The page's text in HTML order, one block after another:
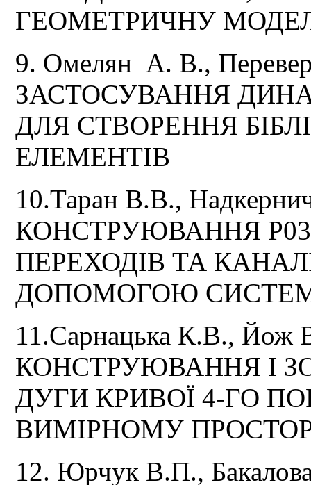
ГЕОМЕТРИЧНУ
9. Омелян А. В.,
ЗАСТОСУВАННЯ
ДЛЯ СТВОРЕННЯ
ЕЛЕМЕНТІВ
10.Таран В.В.,
КОНСТРУЮВАННЯ
ПЕРЕХОДІВ ТА
ДОПОМОГОЮ
11.Сарнацька К.В., Йож
КОНСТРУЮВАННЯ І
ДУГИ КРИВОЇ 4-ГО
ВИМІРНОМУ
12. Юрчук В.П.,